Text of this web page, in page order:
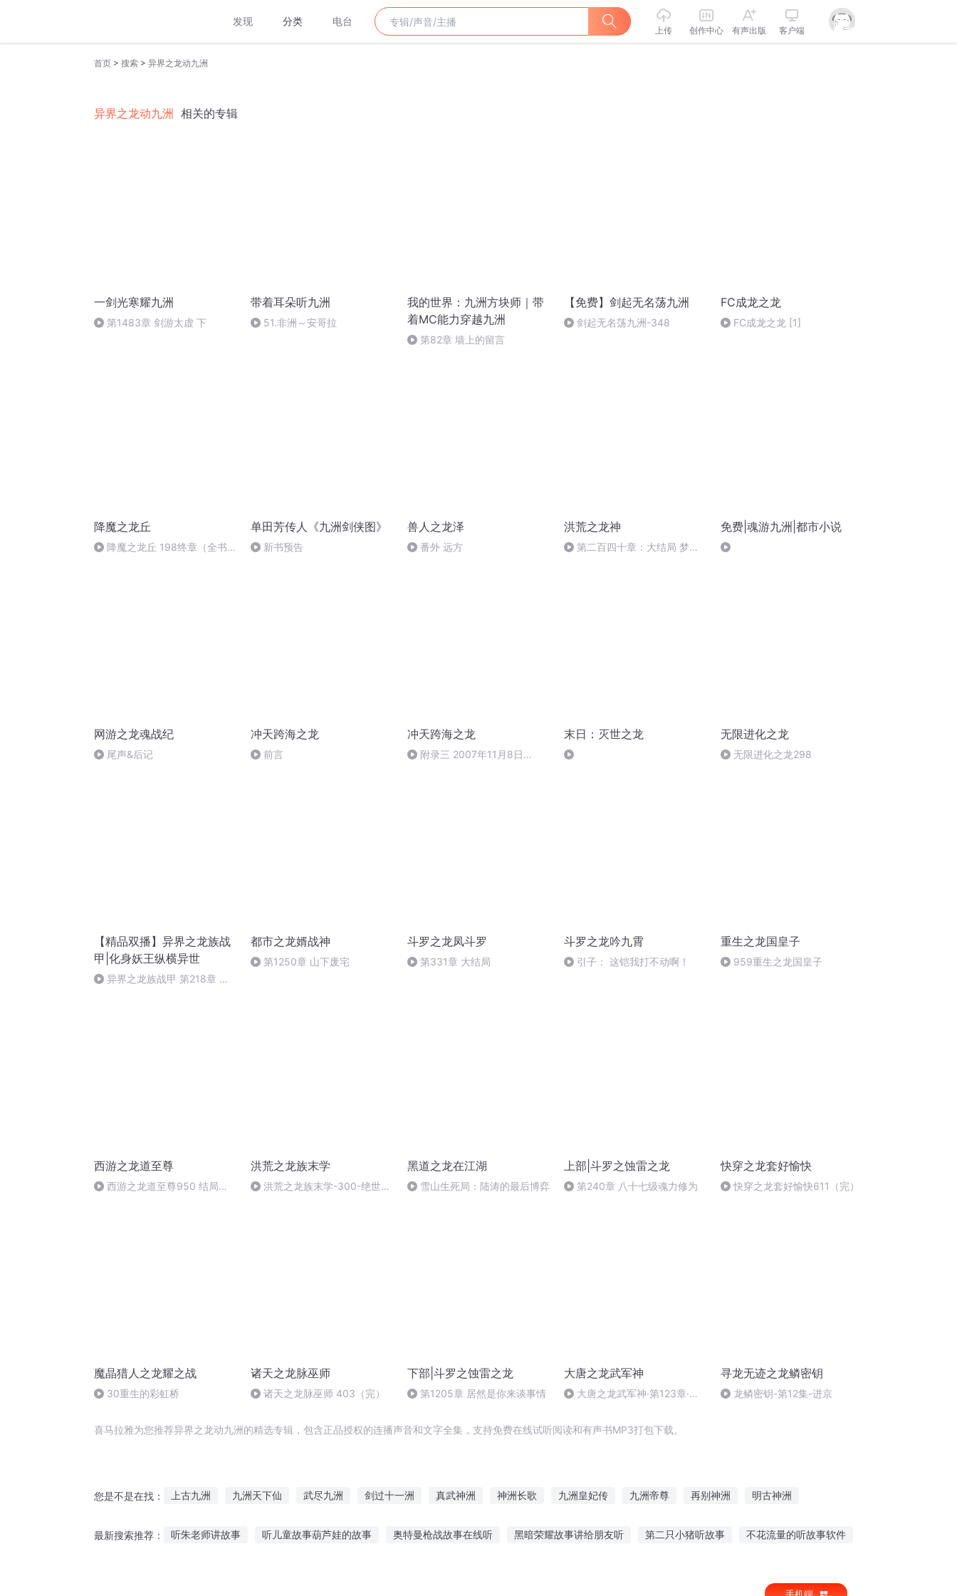
发现 分类 电台
上传 创作中心 有声出版 客户端
首页 > 搜索 > 异界之龙动九洲
异界之龙动九洲 相关的专辑
一剑光寒耀九洲
第1483章 剑游太虚 下
带着耳朵听九洲
51.非洲～安哥拉
我的世界：九洲方块师｜带
着MC能力穿越九洲
第82章 墙上的留言
【免费】剑起无名荡九洲
剑起无名荡九洲-348
FC成龙之龙
FC成龙之龙 [1]
降魔之龙丘
降魔之龙丘 198终章（全书
单田芳传人《九洲剑侠图》
新书预告
兽人之龙泽
番外 远方
洪荒之龙神
第二百四十章：大结局 梦无
免费|魂游九洲|都市小说
网游之龙魂战纪
尾声&后记
冲天跨海之龙
前言
冲天跨海之龙
附录三 2007年11月8日
末日：灭世之龙 无限进化之龙
无限进化之龙298
【精品双播】异界之龙族战
甲|化身妖王纵横异世
异界之龙族战甲 第218章 终
都市之龙婿战神
第1250章 山下废宅
斗罗之龙凤斗罗
第331章 大结局
斗罗之龙吟九霄
引子： 这铠我打不动啊！
重生之龙国皇子
959重生之龙国皇子
西游之龙道至尊
西游之龙道至尊950 结局
洪荒之龙族末学
洪荒之龙族末学-300-绝世妖
黑道之龙在江湖
雪山生死局：陆涛的最后博弈
上部|斗罗之蚀雷之龙
第240章 八十七级魂力修为
快穿之龙套好愉快
快穿之龙套好愉快611（完）
魔晶猎人之龙耀之战
30重生的彩虹桥
诸天之龙脉巫师
诸天之龙脉巫师 403（完）
下部|斗罗之蚀雷之龙
第1205章 居然是你来谈事情
大唐之龙武军神
大唐之龙武军神·第123章·落
寻龙无迹之龙鳞密钥
龙鳞密钥-第12集-进京
喜马拉雅为您推荐异界之龙动九洲的精选专辑，包含正品授权的连播声音和文字全集，支持免费在线试听阅读和有声书MP3打包下载。
您是不是在找： 上古九洲 九洲天下仙 武尽九洲 剑过十一洲 真武神洲 神洲长歌 九洲皇妃传 九洲帝尊 再别神洲 明古神洲
最新搜索推荐： 听朱老师讲故事 听儿童故事葫芦娃的故事 奥特曼枪战故事在线听 黑暗荣耀故事讲给朋友听 第二只小猪听故事 不花流量的听故事软件